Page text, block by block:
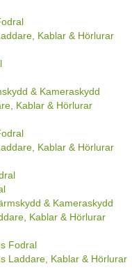
Kablar & Hörlurar
& Kameraskydd
Kablar & Hörlurar
Kablar & Hörlurar
& Kameraskydd
Kablar & Hörlurar
Fodral
Laddare, Kablar & Hörlurar